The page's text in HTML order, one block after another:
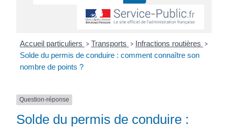
Accueil particuliers > Transports > Infractions routières >
Solde du permis de conduire : comment connaître son
nombre de points ?
Question-réponse
Solde du permis de conduire :